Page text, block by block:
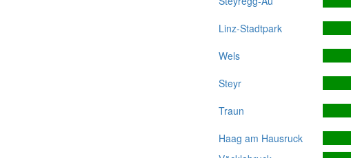
Linz-Stadtpark
Wels
Steyr
Traun
Haag am Hausruck